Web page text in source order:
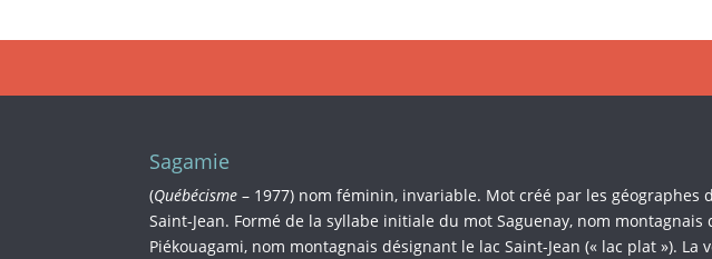
Sagamie
(Québécisme– 1977) nom féminin, invariable. Mot créé par les
Saint-Jean. Formé de la syllabe initiale du mot Saguenay, nom
Piékouagami, nom montagnais désignant le lac Saint-Jean (« lac plat »).